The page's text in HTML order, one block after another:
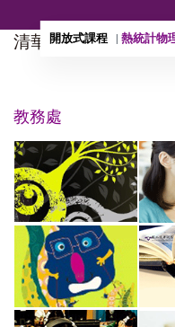
開放式課程 熱統計物
清華大學學習資源一
教務處